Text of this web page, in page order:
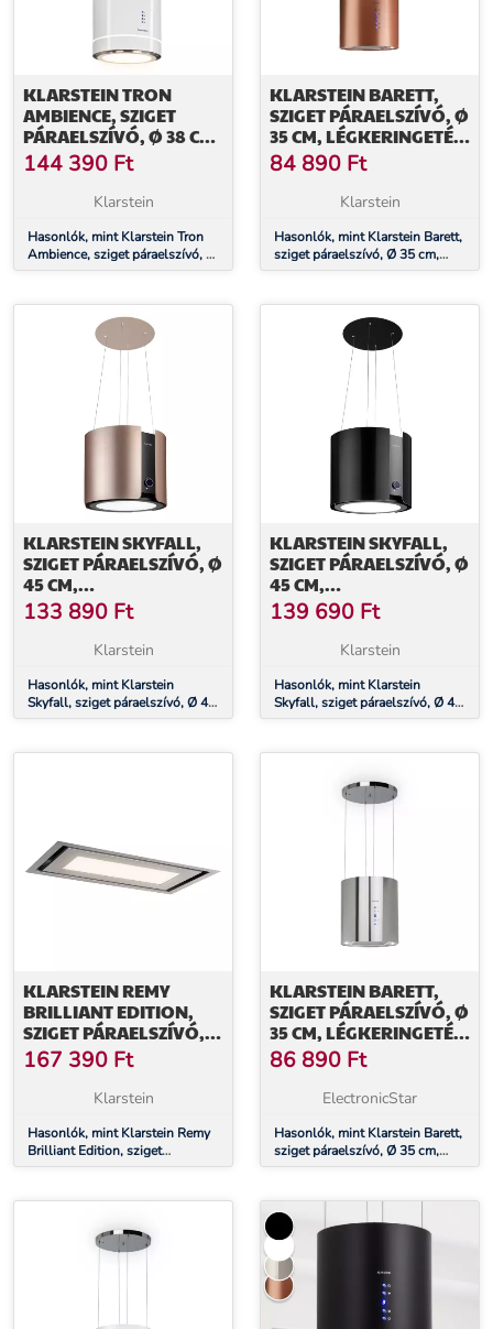
KLARSTEIN TRON
AMBIENCE, SZIGET
PÁRAELSZÍVÓ, Ø 38 CM,
LÉGKERINGETÉS, 540
M³/Ó, LED, FEHÉR
144 390 Ft
Klarstein
Hasonlók, mint Klarstein Tron
Ambience, sziget páraelszívó, Ø
38 cm, légkeringetés, 540 m³/ó,
KLARSTEIN BARETT,
SZIGET PÁRAELSZÍVÓ, Ø
35 CM, LÉGKERINGETÉS,
590 M³/Ó, LED,
AKTÍVSZÉN SZŰRŐ, RÉZ
84 890 Ft
Klarstein
Hasonlók, mint Klarstein Barett,
sziget páraelszívó, Ø 35 cm,
légkeringetés, 590 m³/ó, LED,
KLARSTEIN SKYFALL,
SZIGET PÁRAELSZÍVÓ, Ø
45 CM,
LÉGKERINGETÉS, 402
M³/Ó, LED, NEMESACÉL,
133 890 Ft
Klarstein
Hasonlók, mint Klarstein
Skyfall, sziget páraelszívó, Ø 45
cm, légkeringetés, 402 m³/ó,
KLARSTEIN SKYFALL,
SZIGET PÁRAELSZÍVÓ, Ø
45 CM,
LÉGKERINGETÉS, 402
M³/Ó, LED, NEMESACÉL,
139 690 Ft
Klarstein
Hasonlók, mint Klarstein
Skyfall, sziget páraelszívó, Ø 45
cm, légkeringetés, 402 m³/ó,
KLARSTEIN REMY
BRILLIANT EDITION,
SZIGET PÁRAELSZÍVÓ,
90 CM, 609 M³/Ó, A
ENERGIAHATÉKONYSÁGI
OSZTÁLY, LED, ÜVEG,
167 390 Ft
Klarstein
Hasonlók, mint Klarstein Remy
Brilliant Edition, sziget
páraelszívó, 90 cm, 609 m³/ó, A
LED, üveg, nemesacél
KLARSTEIN BARETT,
SZIGET PÁRAELSZÍVÓ, Ø
35 CM, LÉGKERINGETÉS,
560 M³/Ó, LED,
AKTÍVSZÉN SZŰRŐ,
NEMESACÉL
86 890 Ft
ElectronicStar
Hasonlók, mint Klarstein Barett,
sziget páraelszívó, Ø 35 cm,
légkeringetés, 560 m³/ó, LED,